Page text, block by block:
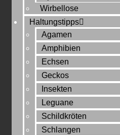
Wirbellose
Haltungstipps
Agamen
Amphibien
Echsen
Geckos
Insekten
Leguane
Schildkröten
Schlangen